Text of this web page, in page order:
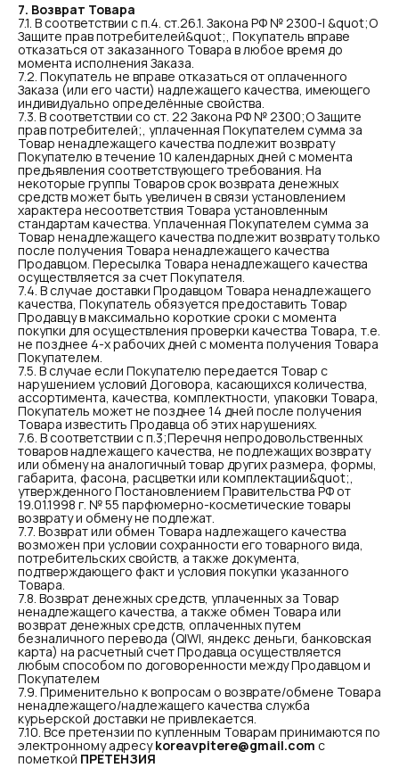
7. Возврат Товара
7.1. В соответствии с п.4. ст.26.1. Закона РФ № 2300-I &quot;О
Защите прав потребителей&quot;, Покупатель вправе
отказаться от заказанного Товара в любое время до
момента исполнения Заказа.
7.2. Покупатель не вправе отказаться от оплаченного
Заказа (или его части) надлежащего качества, имеющего
индивидуально определённые свойства.
7.3. В соответствии со ст. 22 Закона РФ № 2300;О Защите
прав потребителей;, уплаченная Покупателем сумма за
Товар ненадлежащего качества подлежит возврату
Покупателю в течение 10 календарных дней с момента
предъявления соответствующего требования. На
некоторые группы Товаров срок возврата денежных
средств может быть увеличен в связи установлением
характера несоответствия Товара установленным
стандартам качества. Уплаченная Покупателем сумма за
Товар ненадлежащего качества подлежит возврату только
после получения Товара ненадлежащего качества
Продавцом. Пересылка Товара ненадлежащего качества
осуществляется за счет Покупателя.
7.4. В случае доставки Продавцом Товара ненадлежащего
качества, Покупатель обязуется предоставить Товар
Продавцу в максимально короткие сроки с момента
покупки для осуществления проверки качества Товара, т.е.
не позднее 4-х рабочих дней с момента получения Товара
Покупателем.
7.5. В случае если Покупателю передается Товар с
нарушением условий Договора, касающихся количества,
ассортимента, качества, комплектности, упаковки Товара,
Покупатель может не позднее 14 дней после получения
Товара известить Продавца об этих нарушениях.
7.6. В соответствии с п.3;Перечня непродовольственных
товаров надлежащего качества, не подлежащих возврату
или обмену на аналогичный товар других размера, формы,
габарита, фасона, расцветки или комплектации&quot;,
утвержденного Постановлением Правительства РФ от
19.01.1998 г. № 55 парфюмерно-косметические товары
возврату и обмену не подлежат.
7.7. Возврат или обмен Товара надлежащего качества
возможен при условии сохранности его товарного вида,
потребительских свойств, а также документа,
подтверждающего факт и условия покупки указанного
Товара.
7.8. Возврат денежных средств, уплаченных за Товар
ненадлежащего качества, а также обмен Товара или
возврат денежных средств, оплаченных путем
безналичного перевода (QIWI, яндекс деньги, банковская
карта) на расчетный счет Продавца осуществляется
любым способом по договоренности между Продавцом и
Покупателем
7.9. Применительно к вопросам о возврате/обмене Товара
ненадлежащего/надлежащего качества служба
курьерской доставки не привлекается.
7.10. Все претензии по купленным Товарам принимаются по
электронному адресуkoreavpitere@gmail.com с
пометкой ПРЕТЕНЗИЯ
ПРОСТО ЛЮБИ СЕБЯ
КОНТАКТЫ
+ 7 (921) 368-77-27
WhatsApp
Instagram*
Telegram
ПОКУПАТЕЛЯМ
Доставка
Обо мне
Акции
Договор оферты
Разработка сайта
Политика
Оплата
КАТАЛОГ
Индивидуальный предприниматель
Шеина Светлана Александровна
ИНН 563001548799
ОГРНИП 324784700094953
*Признан экстремистской организацией и
запрещен на территории РФ
Все права защищены. Интернет-магазин
уходовой косметики
Акне
Жирный блеск/черные
точки
Повышенная
чувствительность
Розацеа
Обезвоженность
Морщины/антиэйдж
Отечность
Пигментация